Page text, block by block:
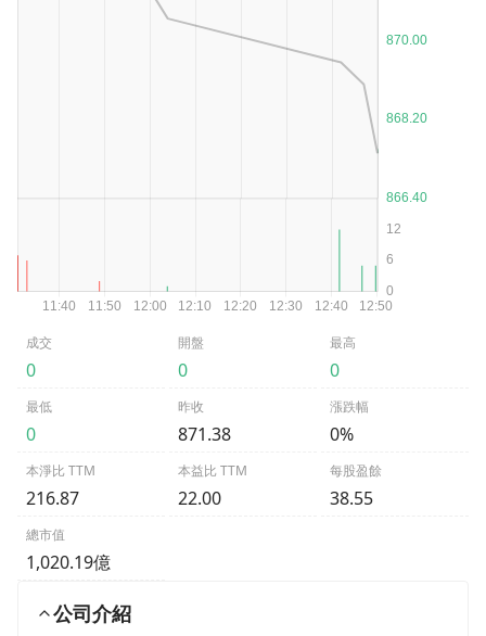
成交
0
開盤
0
最高
0
最低
0
昨收
871.38
漲跌幅
0%
本淨比 TTM
216.87
本益比 TTM
22.00
每股盈餘
38.55
總市值
1,020.19億
公司介紹